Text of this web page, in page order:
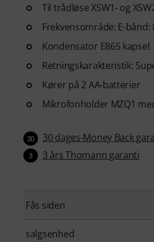
Til trådløse XSW1- og
Frekvensområde: E-bånd:
Kondensator E865 kapsel
Retningskarakteristik:
Kører på 2 AA-batterier
Mikrofonholder MZQ1
30 30 dages-Money Back
3 3 års Thomann garanti
Fås siden
salgsenhed